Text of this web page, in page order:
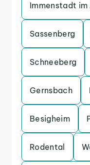
Immenstadt im
Sassenberg
Schneeberg
Gernsbach
Besigheim
Rodental